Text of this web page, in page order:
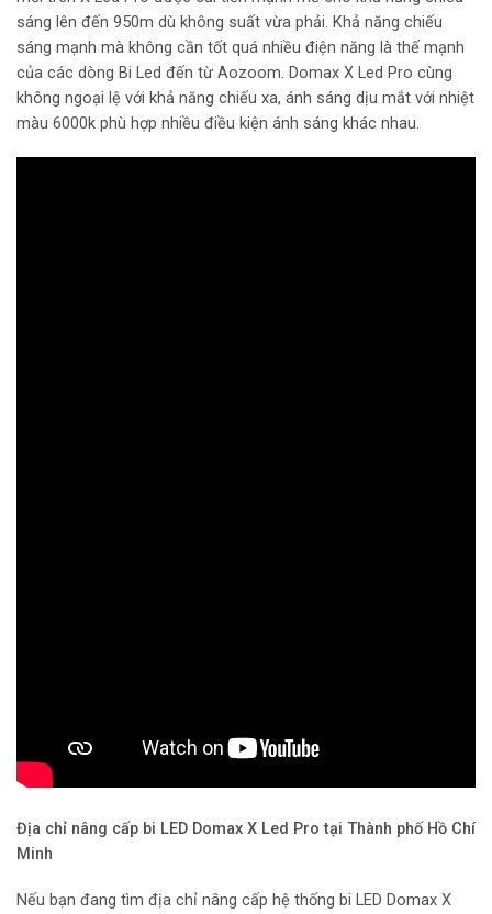
sáng lên đến 950m dù không suất vừa phải. Khả năng chiếu
sáng mạnh mà không cần tốt quá nhiều điện năng là thế mạnh
của các dòng Bi Led đến từ Aozoom. Domax X Led Pro cùng
không ngoại lệ với khả năng chiếu xa, ánh sáng dịu mắt với nhiệt
màu 6000k phù hợp nhiều điều kiện ánh sáng khác nhau.
Địa chỉ nâng cấp bi LED Domax X Led Pro tại Thành phố Hồ Chí
Minh
Nếu bạn đang tìm địa chỉ nâng cấp hệ thống bi LED Domax X